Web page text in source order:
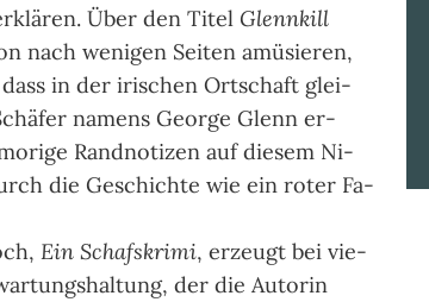
Über den Ti­tel Glennkill
nach we­ni­gen Sei­ten amü­sie­ren,
in der iri­schen Ort­schaft glei­
namens George Glenn er­
Rand­noti­zen auf die­sem Ni­
die Ge­schich­te wie ein ro­ter Fa­
Ein Schafs­krimi, er­zeugt bei vie­
der die Au­to­rin